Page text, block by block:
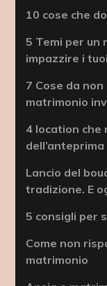
10 cose che
5 Temi per un
impazzire i
7 Cose da
matrimonio
4 location che
dell’anteprima
Lancio del
tradizione. E
5 consigli per
Come non
matrimonio